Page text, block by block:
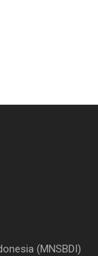
(MNSBDI)